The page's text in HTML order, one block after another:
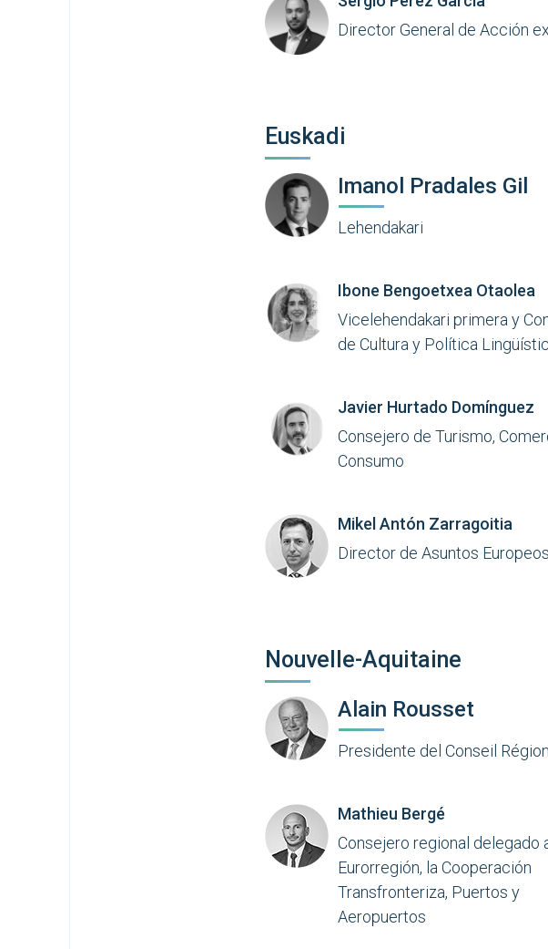
Director General de Acción
Euskadi
Imanol Pradales Gil
Lehendakari
Ibone Bengoetxea Otaolea
Vicelehendakari primera y
de Cultura y Política
Javier Hurtado Domínguez
Consejero de Turismo,
Consumo
Mikel Antón Zarragoitia
Director de Asuntos Europeos
Nouvelle-Aquitaine
Alain Rousset
Presidente del Conseil
Mathieu Bergé
Consejero regional delegado
Eurorregión, la Cooperación
Transfronteriza, Puertos y
Aeropuertos